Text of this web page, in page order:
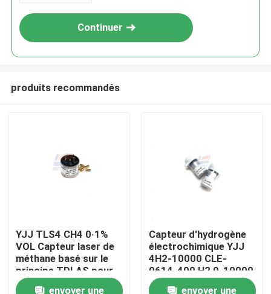
Produits
Le spectacle VR
Continuer
produits recommandés
YJJ TLS4 CH4 0·1%
VOL Capteur laser de
méthane basé sur le
principe TDLAS pour
l'industrie
envoyer une
Capteur d'hydrogène
électrochimique YJJ
4H2-10000 CLE-
0614-400 H2 0-10000
ppm
envoyer une